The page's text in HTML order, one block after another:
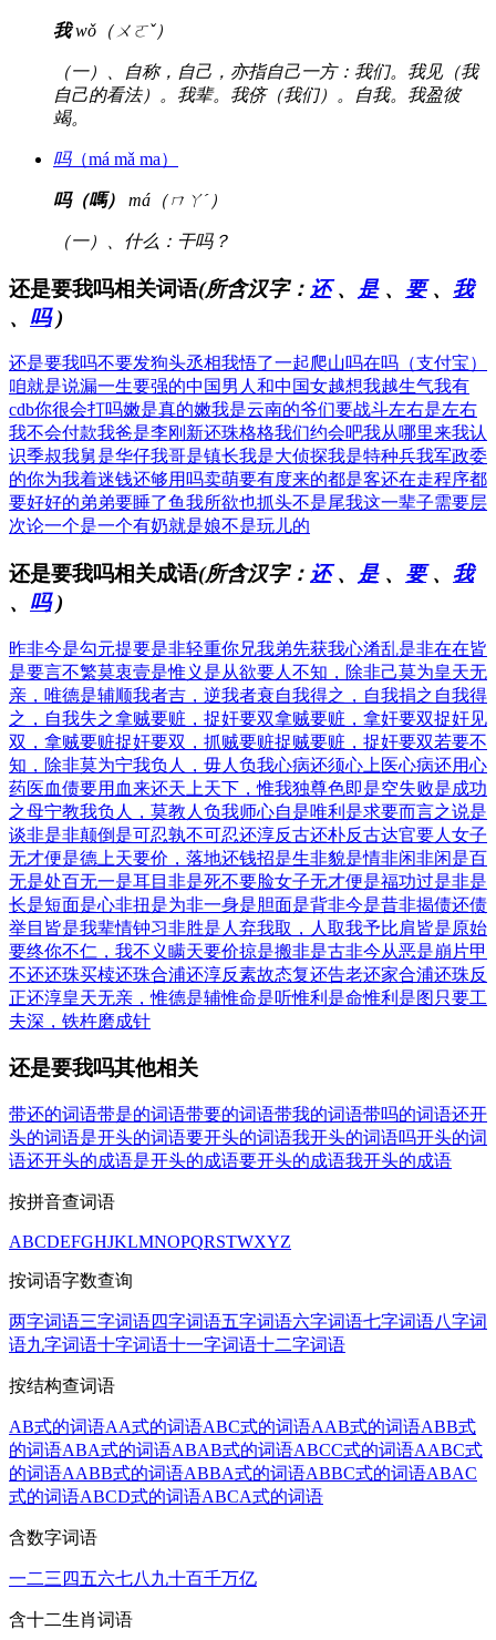
我wǒ（ㄨㄛˇ）
（一）、自称，自己，亦指自己一方：我们。我见（我
自己的看法）。我辈。我侪（我们）。自我。我盈彼
竭。
吗（má mǎ ma）
吗（嗎） má（ㄇㄚˊ）
（一）、什么：干吗？
还是要我吗相关词语(所含汉字： 还、 是、 要、 我
、 吗)
还是要我吗不要发狗头丞相我悟了一起爬山吗在吗（支付宝）
咱就是说漏一生要强的中国男人和中国女越想我越生气我有
cdb你很会打吗嫩是真的嫩我是云南的爷们要战斗左右是左右
我不会付款我爸是李刚 新还珠格格我们约会吧我从哪里来我认
识季叔我舅是华仔我哥是镇长我是大侦探我是特种兵我军政委
的你为我着迷钱还够用吗卖萌要有度来的都是客还在走程序都
要好好的弟弟要睡了鱼我所欲也抓头不是尾我这一辈子需要层
次论一个是一个有奶就是娘不是玩儿的
还是要我吗相关成语(所含汉字： 还、 是、 要、 我
、 吗)
昨非今是勾元提要是非轻重你兄我弟先获我心淆乱是非在在皆
是要言不繁莫衷壹是惟义是从欲要人不知，除非己莫为皇天无
亲，唯德是辅顺我者吉，逆我者衰自我得之，自我捐之 自我得
之，自我失之拿贼要赃，捉奸要双拿贼要赃，拿奸要双捉奸见
双，拿贼要赃捉奸要双，抓贼要赃捉贼要赃，捉奸要双若要不
知，除非莫为宁我负人，毋人负我心病还须心上医心病还用心
药医血债要用血来还天上天下，惟我独尊色即是空失败是成功
之母宁教我负人，莫教人负我师心自是唯利是求要而言之说是
谈非是非颠倒 是可忍孰不可忍还淳反古还朴反古达官要人 女子
无才便是德 上天要价，落地还钱招是生非貌是情非闲非闲是百
无是处百无一是耳目非是死不要脸女子无才便是福功过是非是
长是短面是心非扭是为非一身是胆面是背非今是昔非揭债还债
举目皆是我辈情钟习非胜是 人弃我取，人取我予比肩皆是原始
要终你不仁，我不义瞒天要价掠是搬非是古非今从恶是崩 片甲
不还还珠买椟还珠合浦还淳反素故态复还告老还家合浦还珠反
正还淳皇天无亲，惟德是辅惟命是听惟利是命惟利是图 只要工
夫深，铁杵磨成针
还是要我吗其他相关
带还的词语带是的词语带要的词语带我的词语带吗的词语还开
头的词语是开头的词语要开头的词语我开头的词语吗开头的词
语还开头的成语是开头的成语要开头的成语我开头的成语
按拼音查词语
ABCDEFGHJKLMNOPQRSTWXYZ
按词语字数查询
两字词语三字词语四字词语五字词语六字词语七字词语八字词
语九字词语十字词语十一字词语十二字词语
按结构查词语
AB式的词语AA式的词语ABC式的词语AAB式的词语ABB式
的词语ABA式的词语ABAB式的词语ABCC式的词语AABC式
的词语AABB式的词语ABBA式的词语ABBC式的词语ABAC
式的词语ABCD式的词语ABCA式的词语
含数字词语
一二三 四五六七八 九十百千万亿
含十二生肖词语